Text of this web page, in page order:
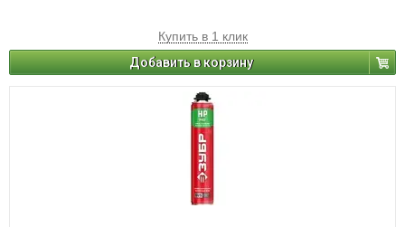
Купить в 1 клик
Добавить в корзину